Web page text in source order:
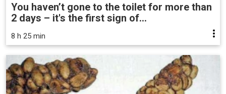
You haven’t gone to the toilet for more than
2 days – it's the first sign of...
8 h 25 min